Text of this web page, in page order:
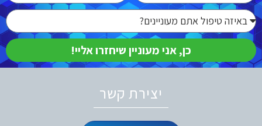
כן, אני מעוניין שיחזרו אליי!
יצירת קשר